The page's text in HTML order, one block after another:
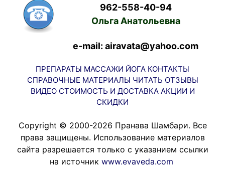
962-558-40-94
Ольга Анатольевна
e-mail: airavata@yahoo.com
ПРЕПАРАТЫ МАССАЖИ ЙОГА КОНТАКТЫ
СПРАВОЧНЫЕ МАТЕРИАЛЫ ЧИТАТЬ ОТЗЫВЫ
ВИДЕО СТОИМОСТЬ И ДОСТАВКА АКЦИИ И
СКИДКИ
Copyright © 2000-2026 Пранава Шамбари. Все
права защищены. Использование материалов
сайта разрешается только с указанием ссылки
на источник www.evaveda.com